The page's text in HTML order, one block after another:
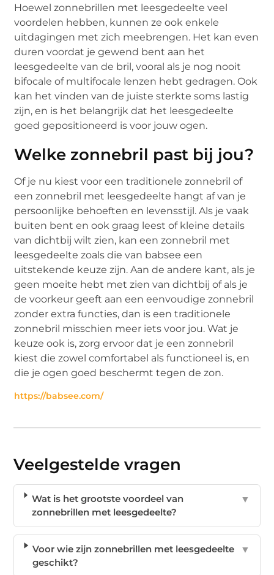
Hoewel zonnebrillen met leesgedeelte veel
voordelen hebben, kunnen ze ook enkele
uitdagingen met zich meebrengen. Het kan even
duren voordat je gewend bent aan het
leesgedeelte van de bril, vooral als je nog nooit
bifocale of multifocale lenzen hebt gedragen. Ook
kan het vinden van de juiste sterkte soms lastig
zijn, en is het belangrijk dat het leesgedeelte
goed gepositioneerd is voor jouw ogen.
Welke zonnebril past bij jou?
Of je nu kiest voor een traditionele zonnebril of
een zonnebril met leesgedeelte hangt af van je
persoonlijke behoeften en levensstijl. Als je vaak
buiten bent en ook graag leest of kleine details
van dichtbij wilt zien, kan een zonnebril met
leesgedeelte zoals die van babsee een
uitstekende keuze zijn. Aan de andere kant, als je
geen moeite hebt met zien van dichtbij of als je
de voorkeur geeft aan een eenvoudige zonnebril
zonder extra functies, dan is een traditionele
zonnebril misschien meer iets voor jou. Wat je
keuze ook is, zorg ervoor dat je een zonnebril
kiest die zowel comfortabel als functioneel is, en
die je ogen goed beschermt tegen de zon.
https://babsee.com/
Veelgestelde vragen
Wat is het grootste voordeel van
zonnebrillen met leesgedeelte?
▼
Voor wie zijn zonnebrillen met leesgedeelte
geschikt?
▼